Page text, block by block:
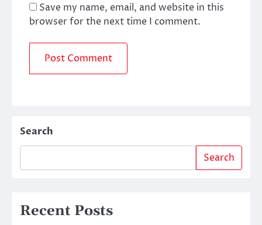
Save my name, email, and website in this
browser for the next time I comment.
Search
Search
Recent Posts